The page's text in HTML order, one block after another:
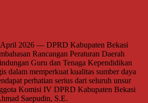
April 2026 — DPRD Kabupaten Bekasi
Rancangan Peraturan Daerah
Guru dan Tenaga Kependidikan
dalam memperkuat kualitas sumber daya
perhatian serius dari seluruh unsur
Komisi IV DPRD Kabupaten Bekasi
Saepudin, S.E.